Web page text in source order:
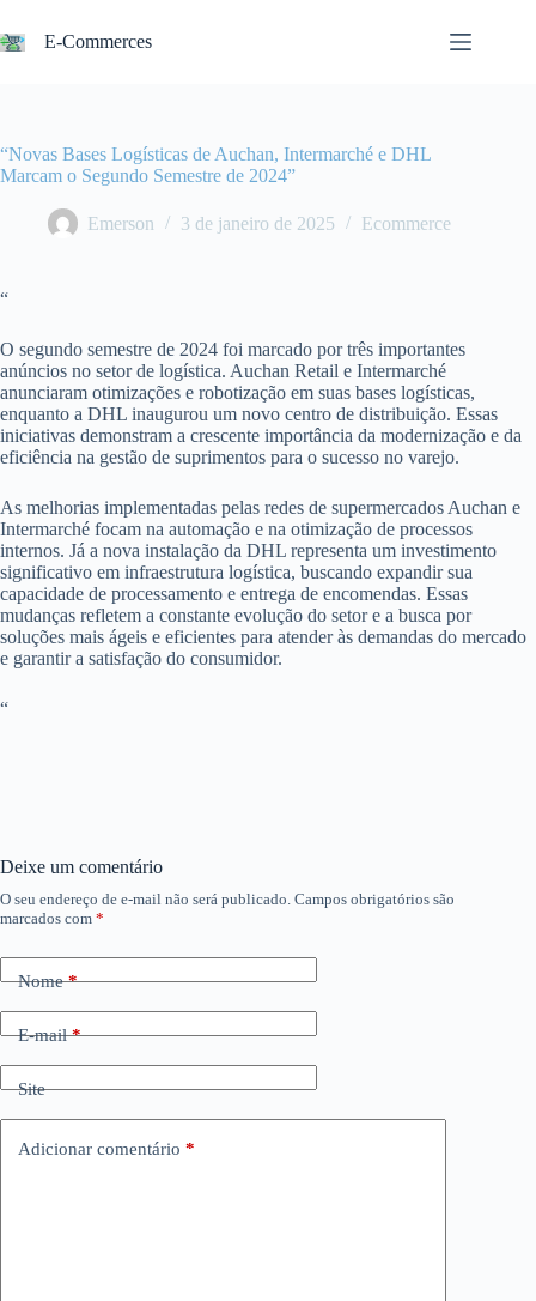
para
o
E-Commerces
“Novas Bases Logísticas de Auchan, Intermarché e DHL
Marcam o Segundo Semestre de 2024”
Emerson 3 de janeiro de 2025 Ecommerce
“
O segundo semestre de 2024 foi marcado por três importantes
anúncios no setor de logística. Auchan Retail e Intermarché
anunciaram otimizações e robotização em suas bases logísticas,
enquanto a DHL inaugurou um novo centro de distribuição. Essas
iniciativas demonstram a crescente importância da modernização e da
eficiência na gestão de suprimentos para o sucesso no varejo.
As melhorias implementadas pelas redes de supermercados Auchan e
Intermarché focam na automação e na otimização de processos
internos. Já a nova instalação da DHL representa um investimento
significativo em infraestrutura logística, buscando expandir sua
capacidade de processamento e entrega de encomendas. Essas
mudanças refletem a constante evolução do setor e a busca por
soluções mais ágeis e eficientes para atender às demandas do mercado
e garantir a satisfação do consumidor.
“
Deixe um comentário
O seu endereço de e-mail não será publicado. Campos obrigatórios são
marcados com *
Nome*
E-mail*
Site
Adicionar comentário *